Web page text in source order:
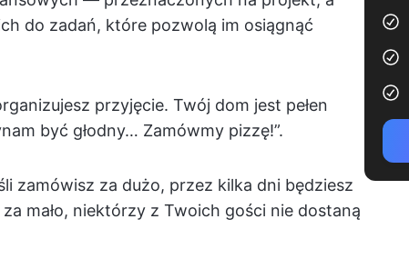
do zadań, które pozwolą im osiągnąć
przyjęcie. Twój dom jest pełen
być głodny… Zamówmy pizzę!”.
zamówisz za dużo, przez kilka dni będziesz
mało, niektórzy z Twoich gości nie dostaną